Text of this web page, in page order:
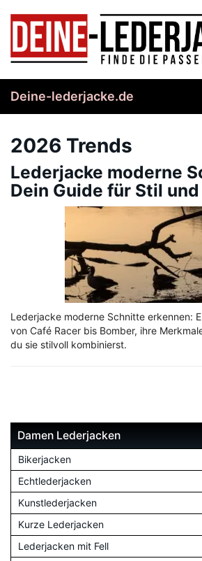
content
Deine-lederjacke.de
2026 Trends
Lederjacke moderne
Dein Guide für Stil
Lederjacke moderne Schnitte erkennen:
von Café Racer bis Bomber, ihre
du sie stilvoll kombinierst.
Damen Lederjacken
Bikerjacken
Echtlederjacken
Kunstlederjacken
Kurze Lederjacken
Lederjacken mit Fell